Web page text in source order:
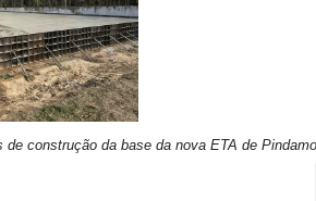
de construção da base da nova ETA de